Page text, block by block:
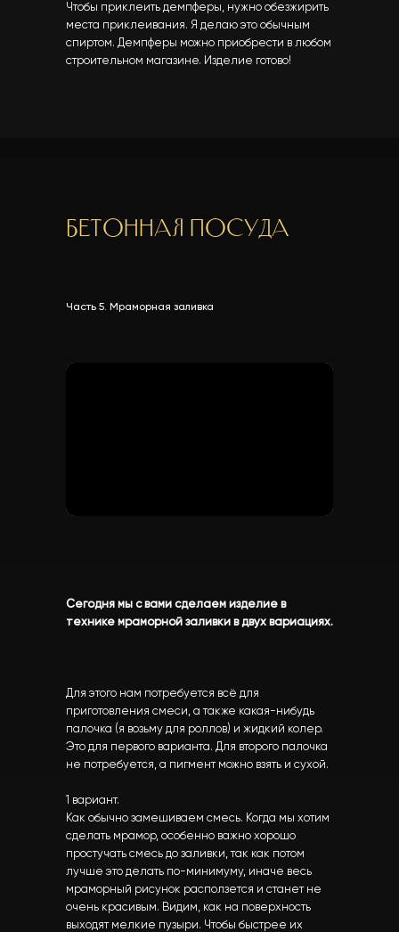
Чтобы приклеить демпферы, нужно обезжирить
места приклеивания. Я делаю это обычным
спиртом. Демпферы можно приобрести в любом
строительном магазине. Изделие готово!
Бетонная посуда
Часть 5. Мраморная заливка
Для этого нам потребуется всё для
приготовления смеси, а также какая-нибудь
палочка (я возьму для роллов) и жидкий колер.
Это для первого варианта. Для второго палочка
не потребуется, а пигмент можно взять и сухой.
1 вариант.
Как обычно замешиваем смесь. Когда мы хотим
сделать мрамор, особенно важно хорошо
простучать смесь до заливки, так как потом
лучше это делать по-минимуму, иначе весь
мраморный рисунок расползется и станет не
очень красивым. Видим, как на поверхность
выходят мелкие пузыри. Чтобы быстрее их
Сегодня мы с вами сделаем изделие в
технике мраморной заливки в двух вариациях.